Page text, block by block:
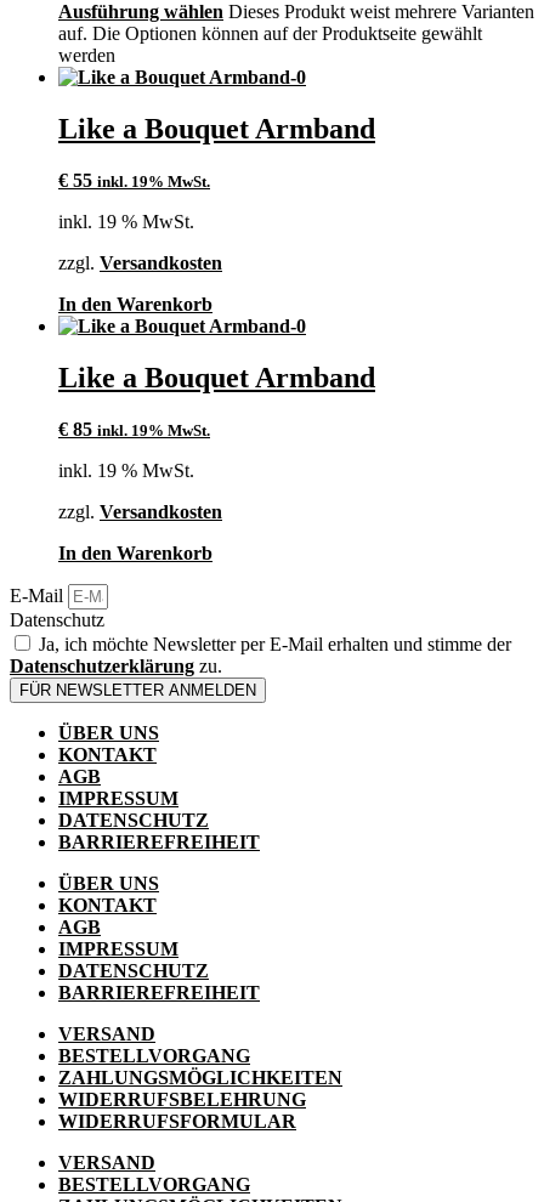
Ausführung wählen Dieses Produkt weist mehrere Varianten
auf. Die Optionen können auf der Produktseite gewählt
werden
Like a Bouquet Armband
€ 55 inkl. 19% MwSt.
inkl. 19 % MwSt.
zzgl. Versandkosten
In den Warenkorb
Like a Bouquet Armband
€ 85 inkl. 19% MwSt.
inkl. 19 % MwSt.
zzgl. Versandkosten
In den Warenkorb
E-Mail
Datenschutz
Ja, ich möchte Newsletter per E-Mail erhalten und stimme der
Datenschutzerklärung zu.
FÜR NEWSLETTER ANMELDEN
ÜBER UNS
KONTAKT
AGB
IMPRESSUM
DATENSCHUTZ
BARRIEREFREIHEIT
ÜBER UNS
KONTAKT
AGB
IMPRESSUM
DATENSCHUTZ
BARRIEREFREIHEIT
VERSAND
BESTELLVORGANG
ZAHLUNGSMÖGLICHKEITEN
WIDERRUFSBELEHRUNG
WIDERRUFSFORMULAR
VERSAND
BESTELLVORGANG